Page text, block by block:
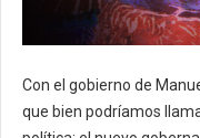
Con el gobierno de
que bien podríamos